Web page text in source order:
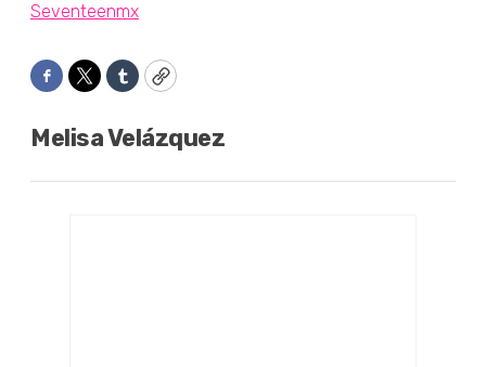
Seventeenmx
Facebook
TwitterTumblrCopy
Melisa Velázquez